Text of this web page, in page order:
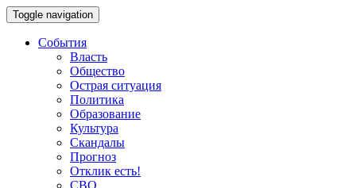
Toggle navigation
События
Власть
Общество
Острая ситуация
Политика
Образование
Культура
Скандалы
Прогноз
Отклик есть!
СВО